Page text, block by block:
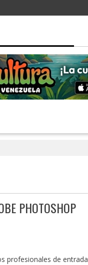
PHOTOSHOP
profesionales de entrada